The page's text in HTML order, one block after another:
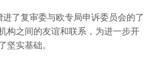
了复审委与欧专局申诉委员会的了
构之间的友谊和联系，为进一步开
坚实基础。